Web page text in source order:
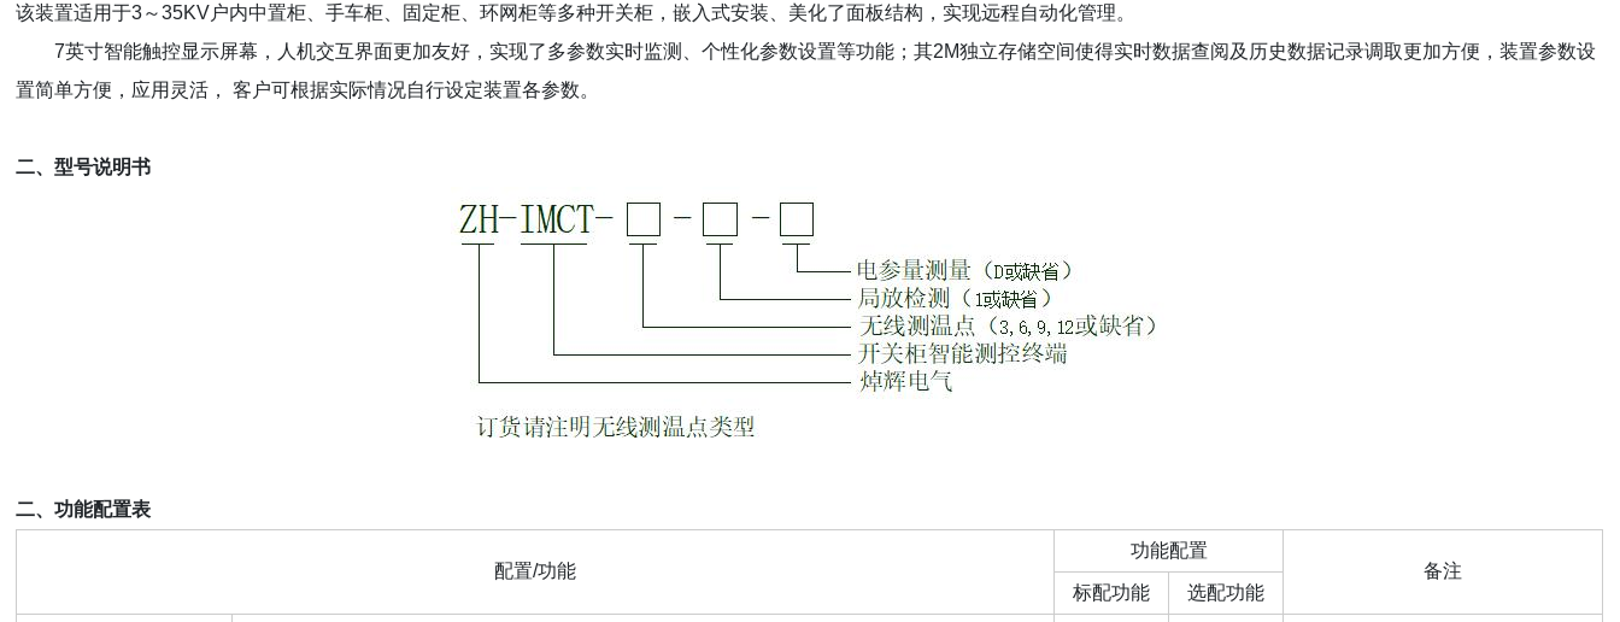
该装置适用于3～35KV户内中置柜、手车柜、固定柜、环网柜等多种开关柜，嵌入式安装、美化了面板结构，实现远程自动化管理。
7英寸智能触控显示屏幕，人机交互界面更加友好，实现了多参数实时监测、个性化参数设置等功能；其2M独立存储空间使得实时数据查阅及历史数据记录调取更加方便，装置参数设
置简单方便，应用灵活， 客户可根据实际情况自行设定装置各参数。
二、型号说明书
二、功能配置表
配置/功能
功能配置
备注
标配功能
选配功能